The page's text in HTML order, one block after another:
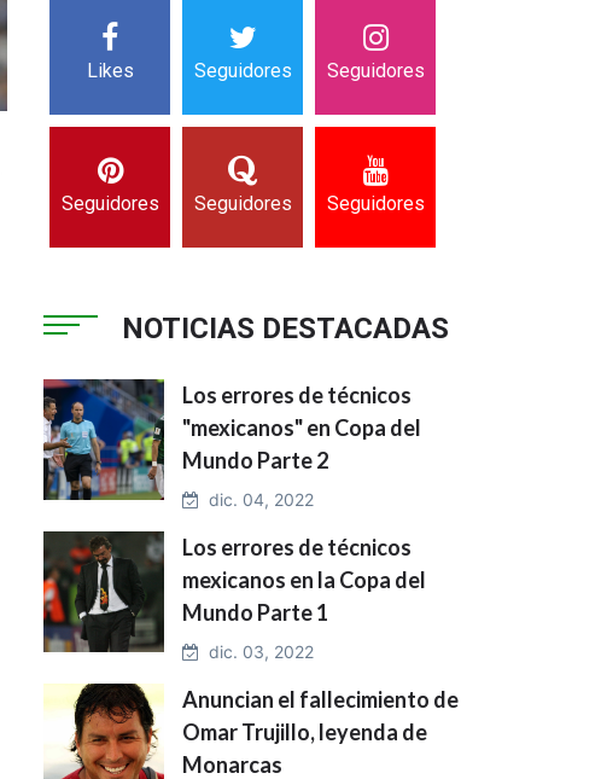
Likes Seguidores Seguidores
Seguidores Seguidores Seguidores
NOTICIAS DESTACADAS
Los errores de técnicos
"mexicanos" en Copa del
Mundo Parte 2
dic. 04, 2022
Los errores de técnicos
mexicanos en la Copa del
Mundo Parte 1
dic. 03, 2022
Anuncian el fallecimiento de
Omar Trujillo, leyenda de
Monarcas